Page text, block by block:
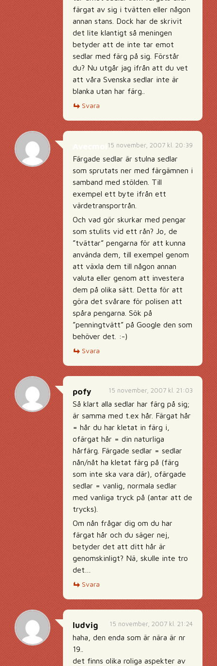
färgat av sig i tvätten eller någon
annan stans. Dock har de skrivit
det lite klantigt så meningen
betyder att de inte tar emot
sedlar med färg på sig. Förstår
du? Nu utgår jag ifrån att du vet
att våra Svenska sedlar inte är
blanka utan har färg..
Svara
15 november, 2007 kl. 20:39
Färgade sedlar är stulna sedlar
som sprutats ner med färgämnen i
samband med stölden. Till
exempel ett byte ifrån ett
värdetransportrån.
Och vad gör skurkar med pengar
som stulits vid ett rån? Jo, de
”tvättar” pengarna för att kunna
använda dem, till exempel genom
att växla dem till någon annan
valuta eller genom att investera
dem på olika sätt. Detta för att
göra det svårare för polisen att
spåra pengarna. Sök på
”penningtvätt” på Google den som
behöver det. :-)
Svara
15 november, 2007 kl. 21:03
pofy
Så klart alla sedlar har färg på sig;
är samma med t.ex hår. Färgat hår
= hår du har kletat in färg i,
ofärgat hår = din naturliga
hårfärg. Färgade sedlar = sedlar
nån/nåt ha kletat färg på (färg
som inte ska vara där), ofärgade
sedlar = vanlig, normala sedlar
med vanliga tryck på (antar att de
trycks).
Om nån frågar dig om du har
färgat hår och du säger nej,
betyder det att ditt hår är
genomskinligt? Nä, skulle inte tro
det…
Svara
15 november, 2007 kl. 21:24
ludvig
haha, den enda som är nära är nr
19..
det finns olika roliga aspekter av